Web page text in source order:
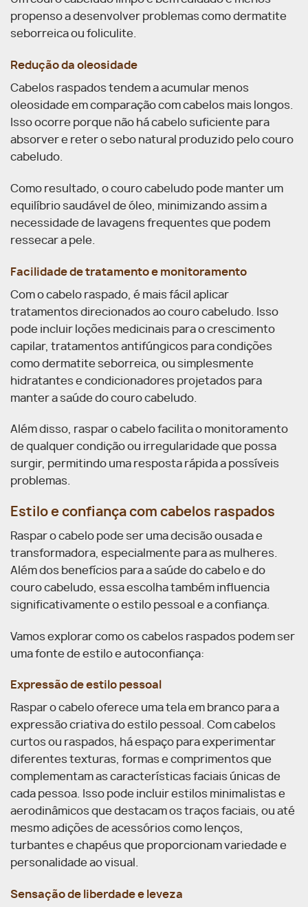
propenso a desenvolver problemas como dermatite
seborreica ou foliculite.
Redução da oleosidade
Cabelos raspados tendem a acumular menos
oleosidade em comparação com cabelos mais longos.
Isso ocorre porque não há cabelo suficiente para
absorver e reter o sebo natural produzido pelo couro
cabeludo.
Como resultado, o couro cabeludo pode manter um
equilíbrio saudável de óleo, minimizando assim a
necessidade de lavagens frequentes que podem
ressecar a pele.
Facilidade de tratamento e monitoramento
Com o cabelo raspado, é mais fácil aplicar
tratamentos direcionados ao couro cabeludo. Isso
pode incluir loções medicinais para o crescimento
capilar, tratamentos antifúngicos para condições
como dermatite seborreica, ou simplesmente
hidratantes e condicionadores projetados para
manter a saúde do couro cabeludo.
Além disso, raspar o cabelo facilita o monitoramento
de qualquer condição ou irregularidade que possa
surgir, permitindo uma resposta rápida a possíveis
problemas.
Estilo e confiança com cabelos raspados
Raspar o cabelo pode ser uma decisão ousada e
transformadora, especialmente para as mulheres.
Além dos benefícios para a saúde do cabelo e do
couro cabeludo, essa escolha também influencia
significativamente o estilo pessoal e a confiança.
Vamos explorar como os cabelos raspados podem ser
uma fonte de estilo e autoconfiança:
Expressão de estilo pessoal
Raspar o cabelo oferece uma tela em branco para a
expressão criativa do estilo pessoal. Com cabelos
curtos ou raspados, há espaço para experimentar
diferentes texturas, formas e comprimentos que
complementam as características faciais únicas de
cada pessoa. Isso pode incluir estilos minimalistas e
aerodinâmicos que destacam os traços faciais, ou até
mesmo adições de acessórios como lenços,
turbantes e chapéus que proporcionam variedade e
personalidade ao visual.
Sensação de liberdade e leveza